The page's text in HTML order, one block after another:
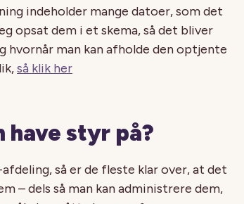
indeholder mange datoer, som det
opsat dem i et skema, så det bliver
hvornår man kan afholde den optjente
så klik her
have styr på?
så er de fleste klar over, at det
– dels så man kan administrere dem,